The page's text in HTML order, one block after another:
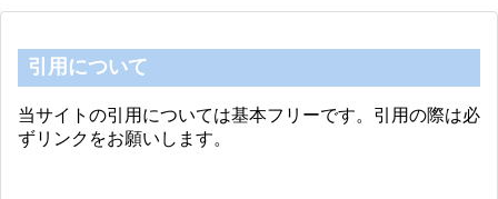
引用について
当サイトの引用については基本フリーです。引用の際は必
ずリンクをお願いします。